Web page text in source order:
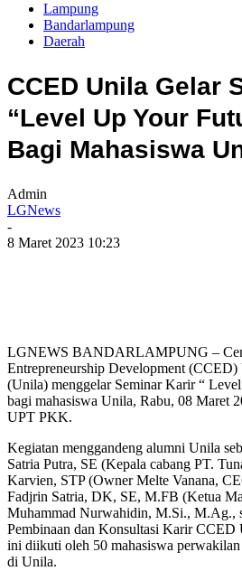
Lampung
Bandarlampung
Daerah
CCED Unila Gelar
“Level Up Your
Bagi Mahasiswa
Admin
LGNews
-
8 Maret 2023 10:23
LGNEWS BANDARLAMPUNG –
Entrepreneurship Development
(Unila) menggelar Seminar Karir “
bagi mahasiswa Unila, Rabu, 08 Maret
UPT PKK.
Kegiatan menggandeng alumni Unila
Satria Putra, SE (Kepala cabang PT.
Karvien, STP (Owner Melte Vanana,
Fadjrin Satria, DK, SE, M.FB (Ketua
Muhammad Nurwahidin, M.Si., M.Ag.,
Pembinaan dan Konsultasi Karir CCED
ini diikuti oleh 50 mahasiswa
di Unila.